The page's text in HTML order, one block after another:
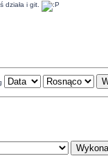
działa i git.